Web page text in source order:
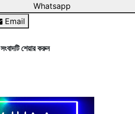
Whatsapp
Email
সংবাদটি শেয়ার করুন